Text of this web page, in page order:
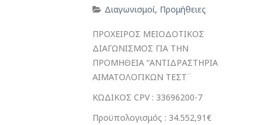
Διαγωνισμοί, Προμήθειες
ΠΡΟΧΕΙΡΟΣ ΜΕΙΟΔΟΤΙΚΟΣ
ΔΙΑΓΩΝΙΣΜΟΣ ΓΙΑ ΤΗΝ
ΠΡΟΜΗΘΕΙΑ “ΑΝΤΙΔΡΑΣΤΗΡΙΑ
ΑΙΜΑΤΟΛΟΓΙΚΩΝ ΤΕΣΤ¨
ΚΩΔΙΚΟΣ CPV : 33696200-7
Προϋπολογισμός : 34.552,91€